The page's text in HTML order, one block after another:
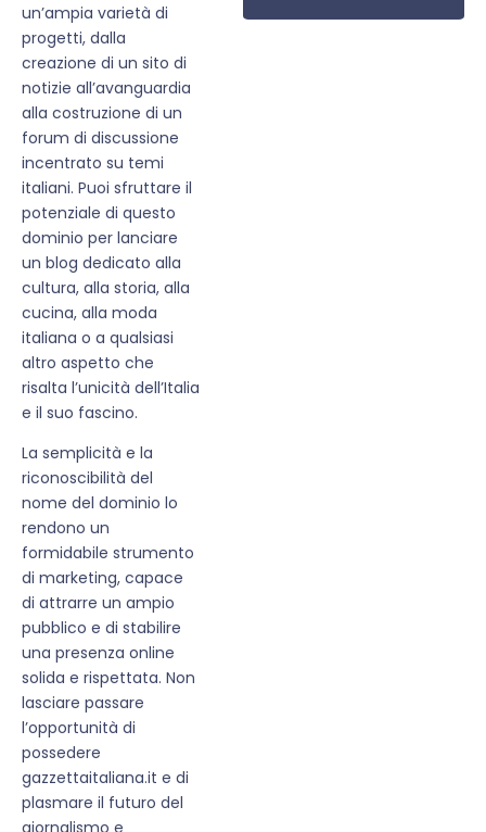
un’ampia varietà di
progetti, dalla
creazione di un sito di
notizie all’avanguardia
alla costruzione di un
forum di discussione
incentrato su temi
italiani. Puoi sfruttare il
potenziale di questo
dominio per lanciare
un blog dedicato alla
cultura, alla storia, alla
cucina, alla moda
italiana o a qualsiasi
altro aspetto che
risalta l’unicità dell’Italia
e il suo fascino.
La semplicità e la
riconoscibilità del
nome del dominio lo
rendono un
formidabile strumento
di marketing, capace
di attrarre un ampio
pubblico e di stabilire
una presenza online
solida e rispettata. Non
lasciare passare
l’opportunità di
possedere
gazzettaitaliana.it e di
plasmare il futuro del
giornalismo e